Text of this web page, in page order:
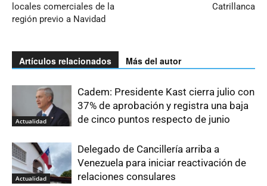
locales comerciales de la
región previo a Navidad
Catrillanca
Artículos relacionados Más del autor
Actualidad
Cadem: Presidente Kast cierra julio con
37% de aprobación y registra una baja
de cinco puntos respecto de junio
Actualidad
Delegado de Cancillería arriba a
Venezuela para iniciar reactivación de
relaciones consulares